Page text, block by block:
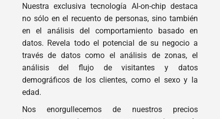
problemas para nuestros usuarios.
Nuestra exclusiva tecnología AI-on-chip destaca
no sólo en el recuento de personas, sino también
en el análisis del comportamiento basado en
datos. Revela todo el potencial de su negocio a
través de datos como el análisis de zonas, el
análisis del flujo de visitantes y datos
edad.